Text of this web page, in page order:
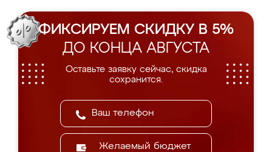
ФИКСИРУЕМ СКИДКУ В 5%
ДО КОНЦА АВГУСТА
Оставьте заявку сейчас, скидка
сохранится.
Желаемый бюджет